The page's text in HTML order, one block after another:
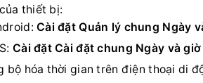
thiết bị:
Cài đặt Quản lý chung Ngày
Cài đặt Cài đặt chung Ngày và giờ
bộ hóa thời gian trên điện thoại di